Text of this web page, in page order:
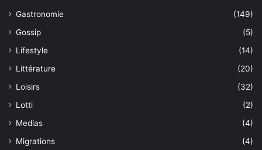
Gastronomie
(149)
Gossip
(5)
Lifestyle
(14)
Littérature
(20)
Loisirs
(32)
Lotti
(2)
Medias
(4)
Migrations
(4)